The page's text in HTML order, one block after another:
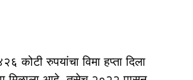
कोटी रुपयांचा विमा हप्ता दिला